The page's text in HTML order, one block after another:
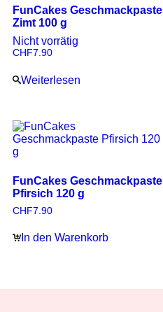
FunCakes Geschmackpaste
Zimt 100 g
Nicht vorrätig
CHF7.90
Weiterlesen
FunCakes Geschmackpaste
Pfirsich 120 g
CHF7.90
In den Warenkorb